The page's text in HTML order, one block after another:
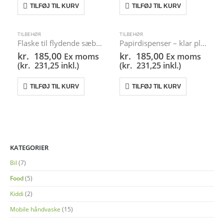
TILFØJ TIL KURV
TILBEHØR
Flaske til flydende sæbe og beslag
kr. 185,00 Ex moms
(kr. 231,25 inkl.)
TILFØJ TIL KURV
TILFØJ TIL KURV
TILBEHØR
Papirdispenser – klar plastik
kr. 185,00 Ex moms
(kr. 231,25 inkl.)
TILFØJ TIL KURV
KATEGORIER
Bil (7)
Food(5)
Kiddi (2)
Mobile håndvaske (15)